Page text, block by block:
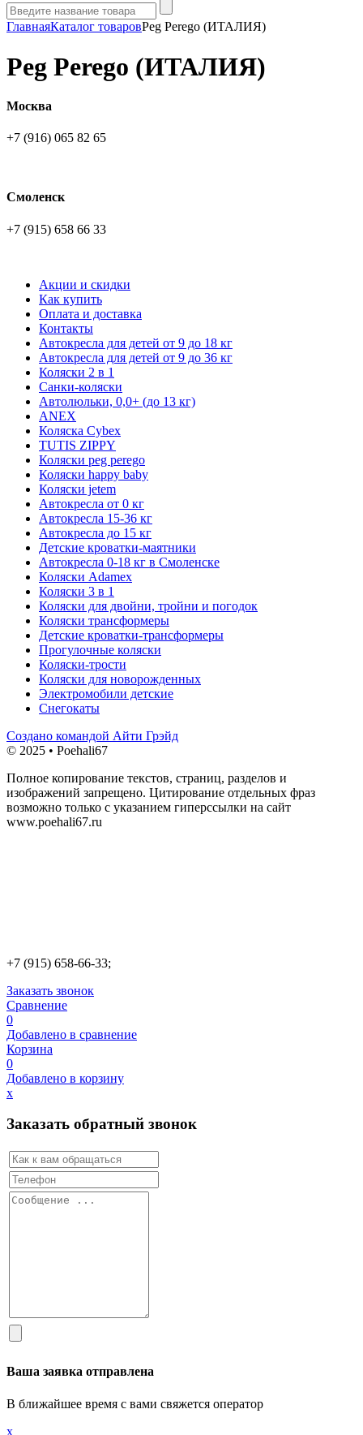
ГлавнаяКаталог товаровPeg Perego (ИТАЛИЯ)
Peg Perego (ИТАЛИЯ)
Москва
+7 (916) 065 82 65
Смоленск
+7 (915) 658 66 33
Акции и скидки
Как купить
Оплата и доставка
Контакты
Автокресла для детей от 9 до 18 кг
Автокресла для детей от 9 до 36 кг
Коляски 2 в 1
Санки-коляски
Автолюльки, 0,0+ (до 13 кг)
ANEX
Коляска Cybex
TUTIS ZIPPY
Коляски peg perego
Коляски happy baby
Коляски jetem
Автокресла от 0 кг
Автокресла 15-36 кг
Автокресла до 15 кг
Детские кроватки-маятники
Автокресла 0-18 кг в Смоленске
Коляски Adamex
Коляски 3 в 1
Коляски для двойни, тройни и погодок
Коляски трансформеры
Детские кроватки-трансформеры
Прогулочные коляски
Коляски-трости
Коляски для новорожденных
Электромобили детские
Снегокаты
Создано командой Айти Грэйд
© 2025 • Poehali67
Полное копирование текстов, страниц, разделов и
изображений запрещено. Цитирование отдельных фраз
возможно только с указанием гиперссылки на сайт
www.poehali67.ru
+7 (915) 658-66-33;
Заказать звонок
Сравнение
0
Добавлено в сравнение
Корзина
0
Добавлено в корзину
х
Заказать обратный звонок
Ваша заявка отправлена
В ближайшее время с вами свяжется оператор
х